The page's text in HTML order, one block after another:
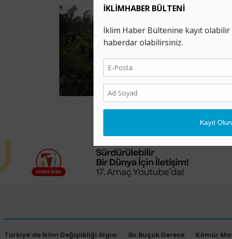
5 NISAN
Yeni bir
yıl
Türkiye’de İklim Değişlikliği Algısı Bir Buçuk Derece Kömür